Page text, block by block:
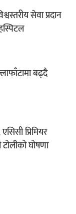
सेवा प्रदान
बढ्दै
प्रिमियर
घोषणा